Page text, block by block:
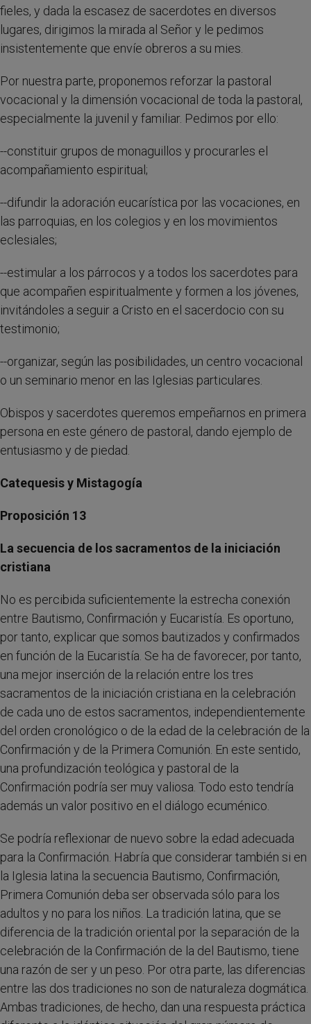
fieles, y dada la escasez de sacerdotes en diversos
lugares, dirigimos la mirada al Señor y le pedimos
insistentemente que envíe obreros a su mies.
Por nuestra parte, proponemos reforzar la pastoral
vocacional y la dimensión vocacional de toda la pastoral,
especialmente la juvenil y familiar. Pedimos por ello:
--constituir grupos de monaguillos y procurarles el
acompañamiento espiritual;
--difundir la adoración eucarística por las vocaciones, en
las parroquias, en los colegios y en los movimientos
eclesiales;
--estimular a los párrocos y a todos los sacerdotes para
que acompañen espiritualmente y formen a los jóvenes,
invitándoles a seguir a Cristo en el sacerdocio con su
testimonio;
--organizar, según las posibilidades, un centro vocacional
o un seminario menor en las Iglesias particulares.
Obispos y sacerdotes queremos empeñarnos en primera
persona en este género de pastoral, dando ejemplo de
entusiasmo y de piedad.
Catequesis y Mistagogía
Proposición 13
La secuencia de los sacramentos de la iniciación
cristiana
No es percibida suficientemente la estrecha conexión
entre Bautismo, Confirmación y Eucaristía. Es oportuno,
por tanto, explicar que somos bautizados y confirmados
en función de la Eucaristía. Se ha de favorecer, por tanto,
una mejor inserción de la relación entre los tres
sacramentos de la iniciación cristiana en la celebración
de cada uno de estos sacramentos, independientemente
del orden cronológico o de la edad de la celebración de la
Confirmación y de la Primera Comunión. En este sentido,
una profundización teológica y pastoral de la
Confirmación podría ser muy valiosa. Todo esto tendría
además un valor positivo en el diálogo ecuménico.
Se podría reflexionar de nuevo sobre la edad adecuada
para la Confirmación. Habría que considerar también si en
la Iglesia latina la secuencia Bautismo, Confirmación,
Primera Comunión deba ser observada sólo para los
adultos y no para los niños. La tradición latina, que se
diferencia de la tradición oriental por la separación de la
celebración de la Confirmación de la del Bautismo, tiene
una razón de ser y un peso. Por otra parte, las diferencias
entre las dos tradiciones no son de naturaleza dogmática.
Ambas tradiciones, de hecho, dan una respuesta práctica